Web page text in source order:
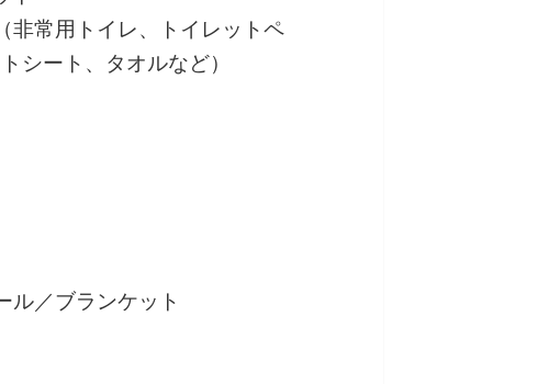
非常用トイレ、トイレットペ
シート、タオルなど）
ル／ブランケット